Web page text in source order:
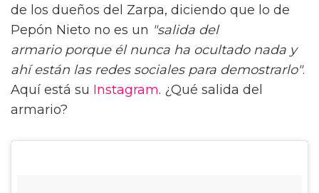
de los dueños del Zarpa, diciendo que lo de
Pepón Nieto no es un "salida del
armario porque él nunca ha ocultado nada y
ahí están las redes sociales para demostrarlo".
Aquí está su Instagram. ¿Qué salida del
armario?